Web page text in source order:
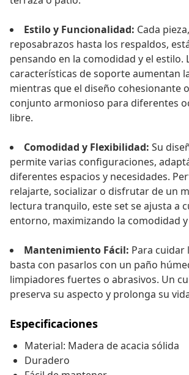
Estilo y Funcionalidad: Cada
reposabrazos hasta los respaldos,
pensando en la comodidad y el estilo.
características de soporte aumentan
mientras que el diseño cohesionante
conjunto armonioso para diferentes
libre.
Comodidad y Flexibilidad: Su
permite varias configuraciones,
diferentes espacios y necesidades.
relajarte, socializar o disfrutar de un
lectura tranquilo, este set se ajusta a
entorno, maximizando la comodidad y
Mantenimiento Fácil: Para cuidar
basta con pasarlos con un paño
limpiadores fuertes o abrasivos. Un
preserva su aspecto y prolonga su
Especificaciones
Material: Madera de acacia sólida
Duradero